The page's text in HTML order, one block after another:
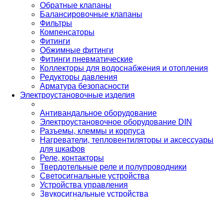
Обратные клапаны
Балансировочные клапаны
Фильтры
Компенсаторы
Фитинги
Обжимные фитинги
Фитинги пневматические
Коллекторы для водоснабжения и отопления
Редукторы давления
Арматура безопасности
Электроустановочные изделия
Антивандальное оборудование
Электроустановочное оборудование DIN
Разъемы, клеммы и корпуса
Нагреватели, тепловентиляторы и аксессуары
для шкафов
Реле, контакторы
Твердотельные реле и полупроводники
Светосигнальные устройства
Устройства управления
Звукосигнальные устройства